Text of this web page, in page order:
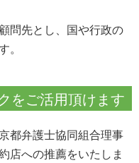
問先とし、国や行政の
をご活用頂けます
都弁護士協同組合理事
店への推薦をいたしま